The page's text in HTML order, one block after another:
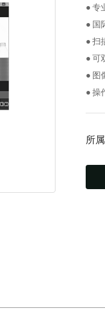
● 专
● 国
● 扫
● 可
● 图
● 操
所